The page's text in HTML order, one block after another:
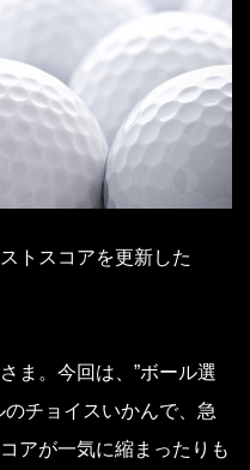
トスコアを更新した
ま。今回は、”ボール選
チョイスいかんで、急
アが一気に縮まったりも